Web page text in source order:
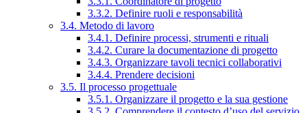
3.3.2. Definire ruoli e responsabilità
3.4. Metodo di lavoro
3.4.1. Definire processi, strumenti e rituali
3.4.2. Curare la documentazione di progetto
3.4.3. Organizzare tavoli tecnici collaborativi
3.4.4. Prendere decisioni
3.5. Il processo progettuale
3.5.1. Organizzare il progetto e la sua gestione